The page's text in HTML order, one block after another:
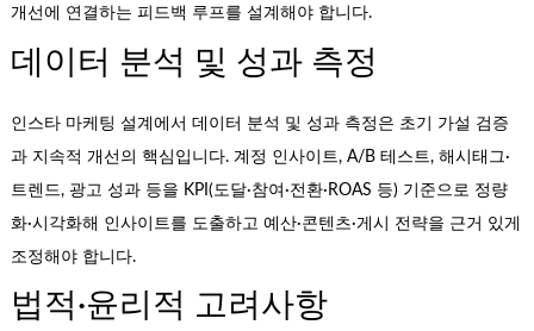
개선에 연결하는 피드백 루프를 설계해야 합니다.
데이터 분석 및 성과 측정
인스타 마케팅 설계에서 데이터 분석 및 성과 측정은 초기 가설 검증
과 지속적 개선의 핵심입니다. 계정 인사이트, A/B 테스트, 해시태그·
트렌드, 광고 성과 등을 KPI(도달·참여·전환·ROAS 등) 기준으로 정량
화·시각화해 인사이트를 도출하고 예산·콘텐츠·게시 전략을 근거 있게
조정해야 합니다.
법적·윤리적 고려사항